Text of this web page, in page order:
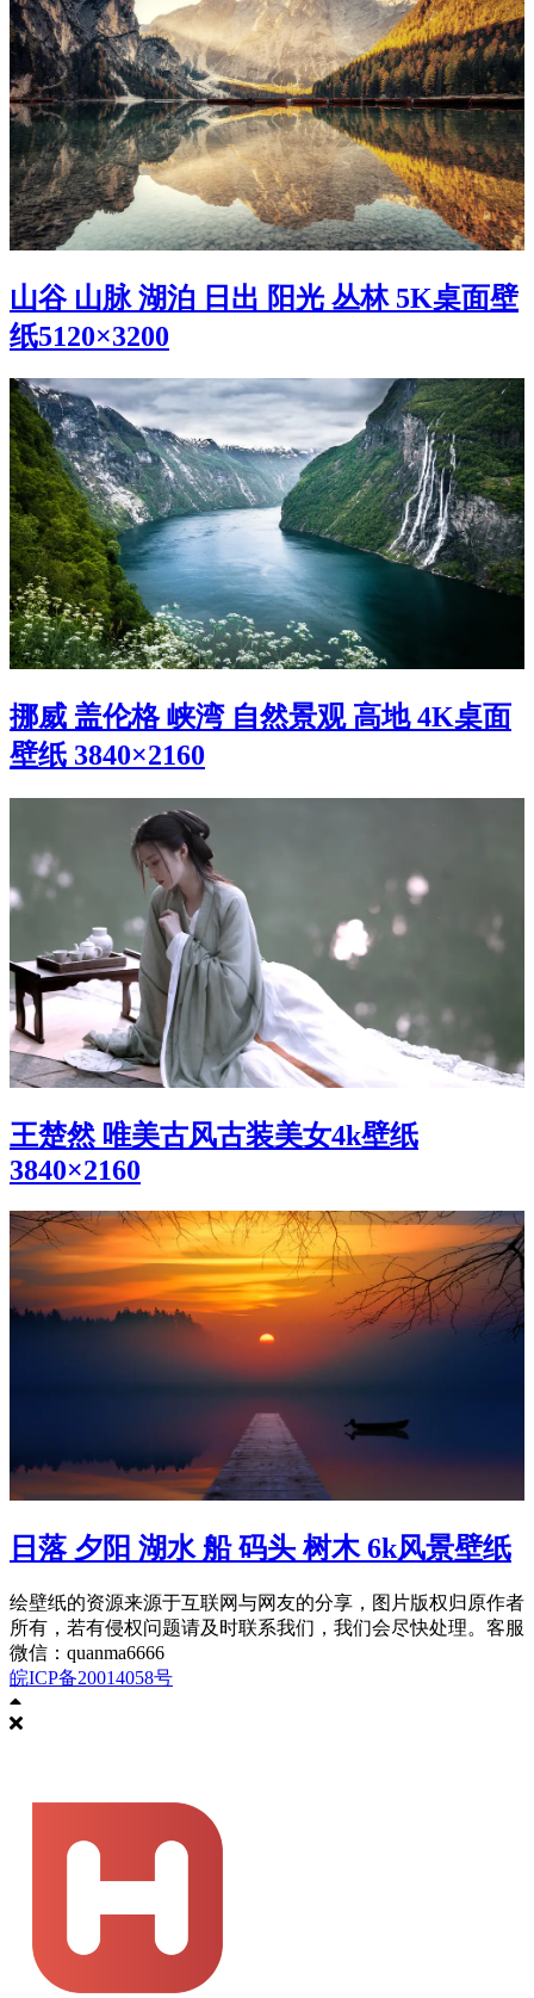
山谷 山脉 湖泊 日出 阳光 丛林 5K桌面壁
纸5120×3200
挪威 盖伦格 峡湾 自然景观 高地 4K桌面
壁纸 3840×2160
王楚然 唯美古风古装美女4k壁纸
3840×2160
日落 夕阳 湖水 船 码头 树木 6k风景壁纸
绘壁纸的资源来源于互联网与网友的分享，图片版权归原作者
所有，若有侵权问题请及时联系我们，我们会尽快处理。客服
微信：quanma6666
皖ICP备20014058号